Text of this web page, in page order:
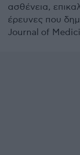
ασθένεια,
έρευνες που
Journal of